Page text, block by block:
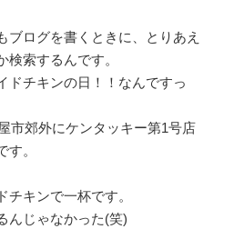
ブログを書くときに、とりあえ
索するんです。
ドチキンの日！！なんですっ
市郊外にケンタッキー第1号店
。
チキンで一杯です。
んじゃなかった(笑)